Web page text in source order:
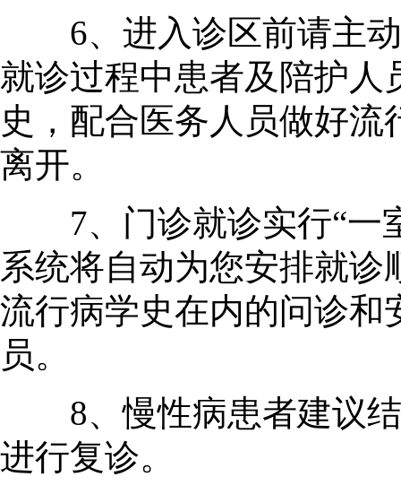
6、进入诊区前请主动
就诊过程中患者及陪护人
史，配合医务人员做好
离开。
7、门诊就诊实行“一
系统将自动为您安排就
流行病学史在内的问诊和
员。
8、慢性病患者建议结
进行复诊。